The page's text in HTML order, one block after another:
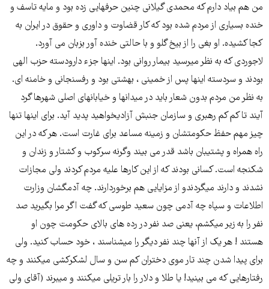
من هم بیاد دارم که محمدی گیلانی چنین حرفهایی زده بود و مایه تاسف و
خنده بسیاری از مردم شده بود که کار قضاوت و داوری و حقوق در ایران به
کجا کشیده. او بغی را از بیخ گلو و با حالتی خنده آور بزبان می آورد.
لاجوردی که به نظر میرسید بیمار روانی بود. اینها جزء دارودسته حزب الهی
بودند و سردسته اینها پس از خمینی ، بهشتی بود و رفسنجانی و خامنه ای.
به نظر من مردم بدون شعار باید در میدانها و خیابانهای اصلی شهرها گرد
آیند تا کم کم رهبری و سازمان جنبش آزادیخواهید پدید آید. برای اینها تنها
چیز مهم حفظ حکومتشان و زمینه مساعد برای غارت است. هر که در این
راه همراه و پشتیبان باشد قدر می بیند وگرنه سرکوب و کشتار و زندان و
شکنجه است. کسانی بودند که از این کارها علیه مردم کردند ولی مجازات
نشدند و دارند میگردندو از مزایایی هم برخوردارند. چه آدمگشان وزارت
اطلاعات و سپاه چه آدمی چون سعید طوسی که گفت اگر مرا بگیرید صد
نفر را به زیر میکشم، یعنی صد نفر در رده های بالای حکومت چون او
هستند ! هر یک از آنها چند نفر دیگر را میشناسند ، خود حساب کنید. ولی
برای پیدا شدن چند تار موی دختران کم سن و سال لشکرکشی میکنند و چه
رفتارهایی که می بینید! یا طلا و دلار را بار تریلی میکنند و میبرند (آقای ولی